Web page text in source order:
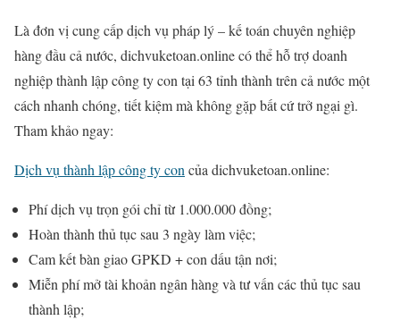
Là đơn vị cung cấp dịch vụ pháp lý – kế toán chuyên nghiệp
hàng đầu cả nước, dichvuketoan.online có thể hỗ trợ doanh
nghiệp thành lập công ty con tại 63 tỉnh thành trên cả nước một
cách nhanh chóng, tiết kiệm mà không gặp bất cứ trở ngại gì.
Tham khảo ngay:
Dịch vụ thành lập công ty con của dichvuketoan.online:
Phí dịch vụ trọn gói chỉ từ 1.000.000 đồng;
Hoàn thành thủ tục sau 3 ngày làm việc;
Cam kết bàn giao GPKD + con dấu tận nơi;
Miễn phí mở tài khoản ngân hàng và tư vấn các thủ tục sau
thành lập;